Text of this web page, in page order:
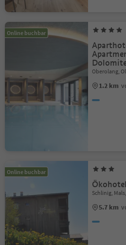
Online buchbar
Oberolang,
1.2 km
Online buchbar
Schlinig,
5.7 km